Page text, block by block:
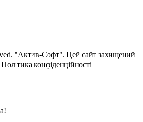
"Актив-Софт". Цей сайт захищений
конфіденційності